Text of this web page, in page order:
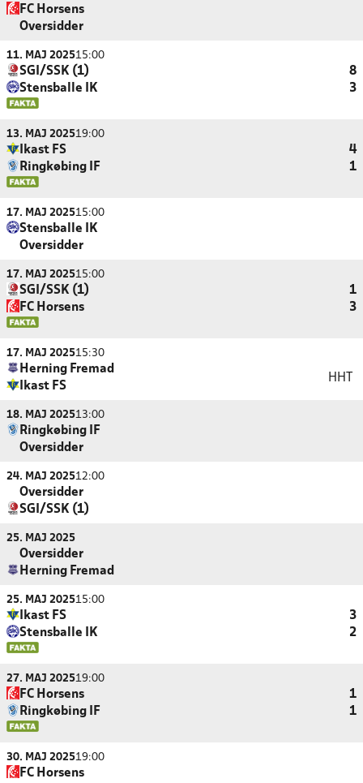
FC Horsens
Oversidder
11. MAJ 202515:00
SGI/SSK (1)
8
Stensballe IK
3
13. MAJ 202519:00
Ikast FS
4
Ringkøbing IF
1
17. MAJ 202515:00
Stensballe IK
Oversidder
17. MAJ 202515:00
SGI/SSK (1)
1
FC Horsens
3
17. MAJ 202515:30
Herning Fremad
Ikast FS
HHT
18. MAJ 202513:00
Ringkøbing IF
Oversidder
24. MAJ 202512:00
Oversidder
SGI/SSK (1)
25. MAJ 2025
Oversidder
Herning Fremad
25. MAJ 202515:00
Ikast FS
3
Stensballe IK
2
27. MAJ 202519:00
FC Horsens
1
Ringkøbing IF
1
30. MAJ 202519:00
FC Horsens